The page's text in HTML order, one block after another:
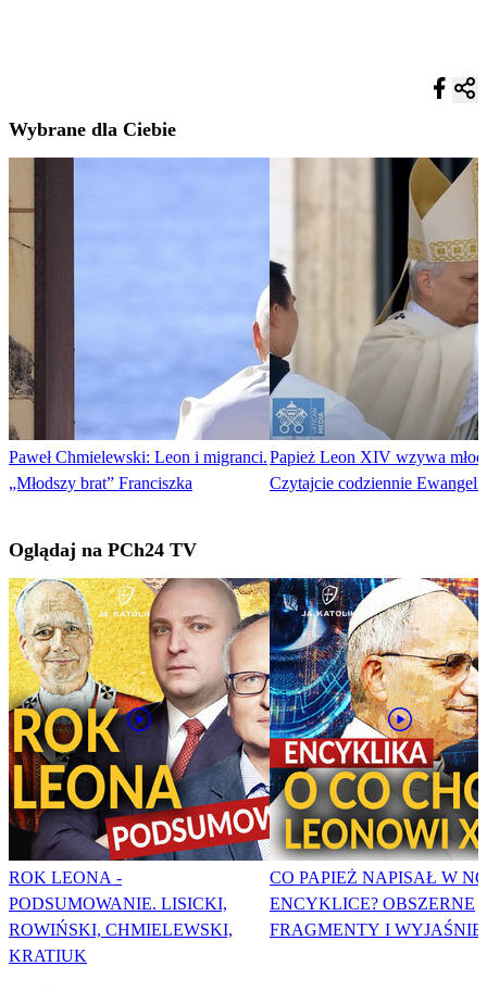
Wybrane dla Ciebie
Paweł Chmielewski: Leon i migranci.
„Młodszy brat” Franciszka
Papież Leon XIV wzywa
Czytajcie codziennie
Oglądaj na PCh24 TV
ROK LEONA -
PODSUMOWANIE. LISICKI,
ROWIŃSKI, CHMIELEWSKI,
KRATIUK
CO PAPIEŻ NAPISAŁ W
ENCYKLICE? OBSZERNE
FRAGMENTY I